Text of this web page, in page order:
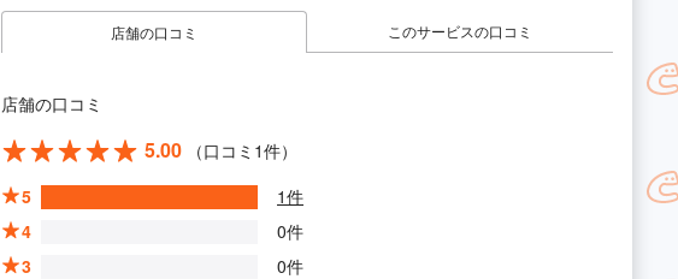
店舗の口コミ このサービスの口コミ
店舗の口コミ
5.00
（口コミ1件）
5
1件
4
0件
3
0件